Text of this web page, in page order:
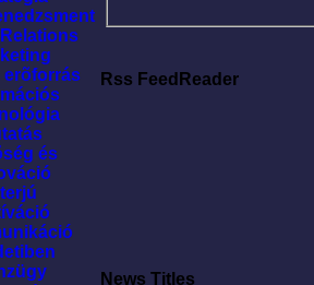
erõforrás
és
Rss FeedReader
News Titles